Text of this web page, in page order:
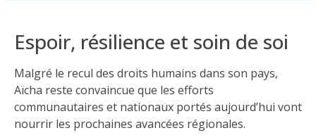
Espoir, résilience et soin de soi
Malgré le recul des droits humains dans son pays,
Aïcha reste convaincue que les efforts
communautaires et nationaux portés aujourd’hui vont
nourrir les prochaines avancées régionales.